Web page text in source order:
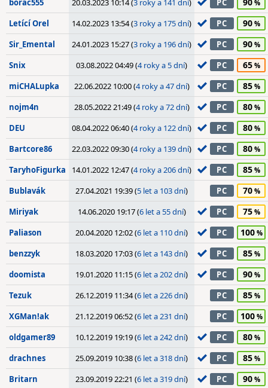
borac555 20.03.2023 10:14 (3 roky a 141 dní) PC
Letící Orel 14.02.2023 13:54 (3 roky a 175 dní) PC 90
Sir_Emental 24.01.2023 15:27 (3 roky a 196 dní) PC 90
Snix 03.08.2022 04:49 (4 roky a 5 dní) PC 65
miCHALupka 22.06.2022 10:00 (4 roky a 47 dní) PC 85
nojm4n 28.05.2022 21:49 (4 roky a 72 dní) PC 80
DEU 08.04.2022 06:40 (4 roky a 122 dní) PC 80
Bartcore86 22.03.2022 09:30 (4 roky a 139 dní) PC 80
TaryhoFigurka 14.01.2022 12:47 (4 roky a 206 dní) PC 85
Bublavák 27.04.2021 19:39 (5 let a 103 dní) PC 70
Miriyak 14.06.2020 19:17 (6 let a 55 dní) PC 75
Paliason 20.04.2020 12:02 (6 let a 110 dní) PC 100
benzzyk 18.03.2020 17:03 (6 let a 143 dní) PC 85
doomista 19.01.2020 11:15 (6 let a 202 dní) PC 90
Tezuk 26.12.2019 11:34 (6 let a 226 dní) PC 85
XGMan!ak 21.12.2019 06:52 (6 let a 231 dní) PC 100
oldgamer89 10.12.2019 19:19 (6 let a 242 dní) PC 80
drachnes 25.09.2019 10:38 (6 let a 318 dní) PC 85
Britarn 23.09.2019 22:21 (6 let a 319 dní) PC 90